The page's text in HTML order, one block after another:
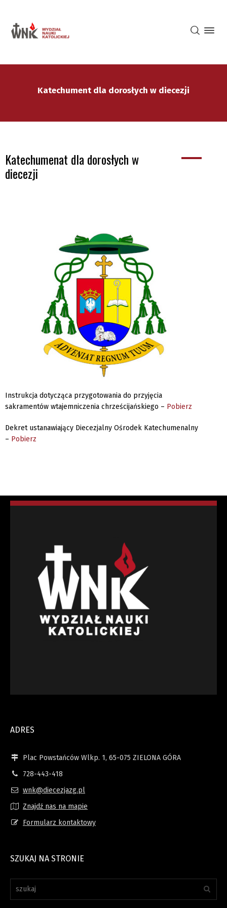
Katechument dla dorosłych w diecezji
Katechumenat dla dorosłych w
diecezji
Instrukcja dotycząca przygotowania do przyjęcia
sakramentów wtajemniczenia chrześcijańskiego – Pobierz
Dekret ustanawiający Diecezjalny Ośrodek Katechumenalny
– Pobierz
ADRES
Plac Powstańców Wlkp. 1, 65-075 ZIELONA GÓRA
728-443-418
wnk@diecezjazg.pl
Znajdź nas na mapie
Formularz kontaktowy
SZUKAJ NA STRONIE